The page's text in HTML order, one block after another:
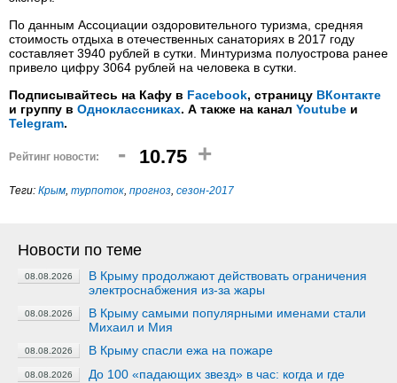
По данным Ассоциации оздоровительного туризма, средняя
стоимость отдыха в отечественных санаториях в 2017 году
составляет 3940 рублей в сутки. Минтуризма полуострова ранее
привело цифру 3064 рублей на человека в сутки.
Подписывайтесь на Кафу в Facebook, страницу ВКонтакте
и группу в Одноклассниках. А также на канал Youtube и
Telegram.
Рейтинг новости: - 10.75 +
Теги: Крым, турпоток, прогноз, сезон-2017
Новости по теме
08.08.2026
В Крыму продолжают действовать ограничения
электроснабжения из-за жары
08.08.2026
В Крыму самыми популярными именами стали
Михаил и Мия
08.08.2026 В Крыму спасли ежа на пожаре
08.08.2026
До 100 «падающих звезд» в час: когда и где